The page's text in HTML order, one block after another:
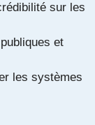
sur les
et
les systèmes